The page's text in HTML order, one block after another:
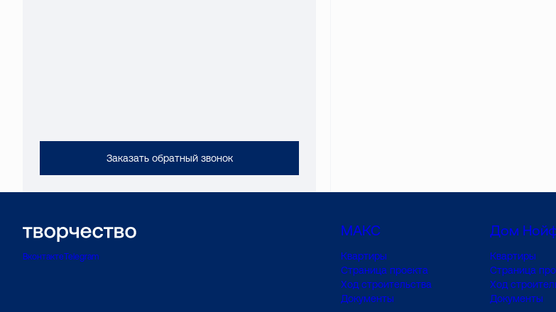
Заказать обратный звонок
ВконтактеTelegram
МАКС
Квартиры
Страница проекта
Ход строительства
Документы
Дом
Квартиры
Страница
Ход
Документы